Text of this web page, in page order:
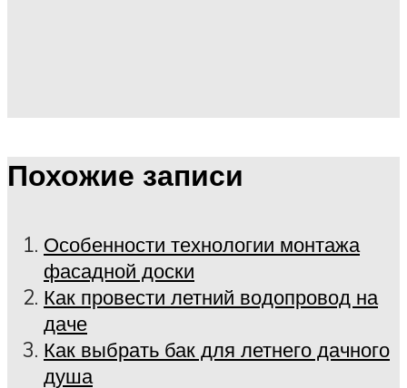
Похожие записи
Особенности технологии монтажа
фасадной доски
Как провести летний водопровод на
даче
Как выбрать бак для летнего дачного
душа